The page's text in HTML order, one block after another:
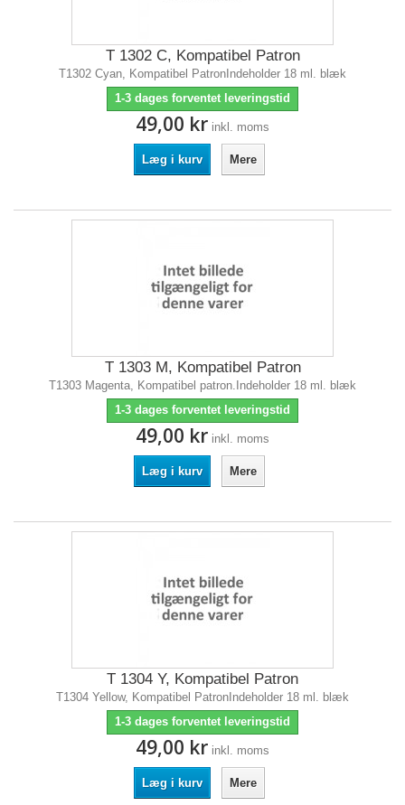
T 1302 C, Kompatibel Patron
T1302 Cyan, Kompatibel PatronIndeholder 18 ml. blæk
1-3 dages forventet leveringstid
49,00 kr inkl. moms
Læg i kurv Mere
T 1303 M, Kompatibel Patron
T1303 Magenta, Kompatibel patron.Indeholder 18 ml. blæk
1-3 dages forventet leveringstid
49,00 kr inkl. moms
Læg i kurv Mere
T 1304 Y, Kompatibel Patron
T1304 Yellow, Kompatibel PatronIndeholder 18 ml. blæk
1-3 dages forventet leveringstid
49,00 kr inkl. moms
Læg i kurv Mere